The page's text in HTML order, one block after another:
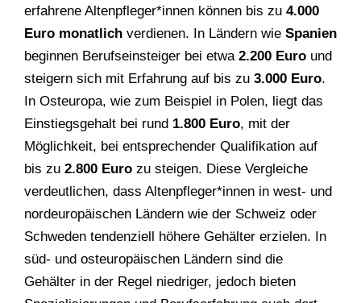
erfahrene Altenpfleger*innen können bis zu 4.000
Euro monatlich verdienen. In Ländern wie Spanien
beginnen Berufseinsteiger bei etwa 2.200 Euro und
steigern sich mit Erfahrung auf bis zu 3.000 Euro.
In Osteuropa, wie zum Beispiel in Polen, liegt das
Einstiegsgehalt bei rund 1.800 Euro, mit der
Möglichkeit, bei entsprechender Qualifikation auf
bis zu 2.800 Euro zu steigen. Diese Vergleiche
verdeutlichen, dass Altenpfleger*innen in west- und
nordeuropäischen Ländern wie der Schweiz oder
Schweden tendenziell höhere Gehälter erzielen. In
süd- und osteuropäischen Ländern sind die
Gehälter in der Regel niedriger, jedoch bieten